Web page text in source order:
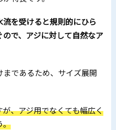
流を受けると規則的にひら
で、アジに対して自然なア
であるため、サイズ展開
、アジ用でなくても幅広く
。